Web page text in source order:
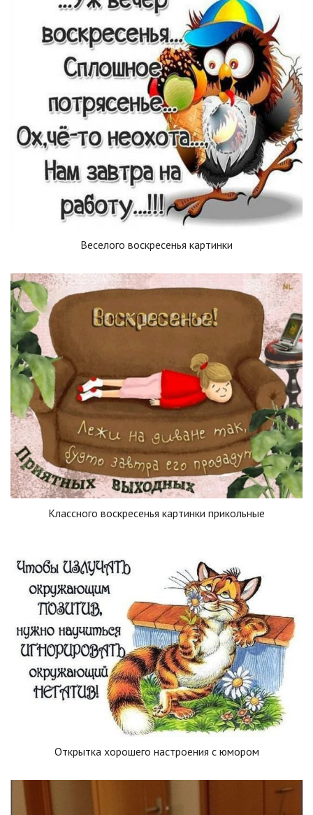
Веселого воскресенья картинки
Классного воскресенья картинки прикольные
Открытка хорошего настроения с юмором